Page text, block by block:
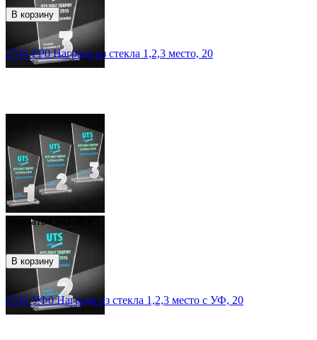
В корзину
2743-ГР0 Награда из стекла 1,2,3 место, 20
Заказать4 742.50
В корзину
2743-УФ0 Награда из стекла 1,2,3 место с УФ, 20